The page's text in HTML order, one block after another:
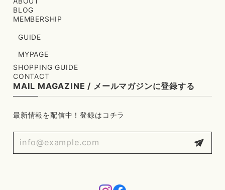
BLOG
MEMBERSHIP
GUIDE
MYPAGE
SHOPPING GUIDE
CONTACT
MAIL MAGAZINE / メールマガジンに登録する
最新情報を配信中！登録はコチラ